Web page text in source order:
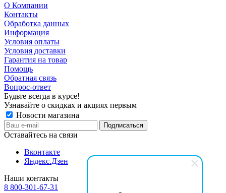
О Компании
Контакты
Обработка данных
Информация
Условия оплаты
Условия доставки
Гарантия на товар
Помощь
Обратная связь
Вопрос-ответ
Будьте всегда в курсе!
Узнавайте о скидках и акциях первым
Новости магазина
Оставайтесь на связи
Вконтакте
Яндекс.Дзен
Наши контакты
8 800-301-67-31